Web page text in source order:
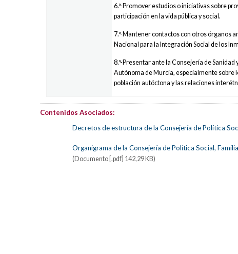
6.ª-Promover estudios o iniciativas sobre
participación en la vida pública y social.
7.ª-Mantener contactos con otros órganos
Nacional para la Integración Social de los
8.ª-Presentar ante la Consejería de
Autónoma de Murcia, especialmente sobre
población autóctona y las relaciones
Contenidos Asociados:
Decretos de estructura de la Consejería de Política
Organigrama de la Consejería de Política Social,
(Documento [.pdf] 142,29 KB)